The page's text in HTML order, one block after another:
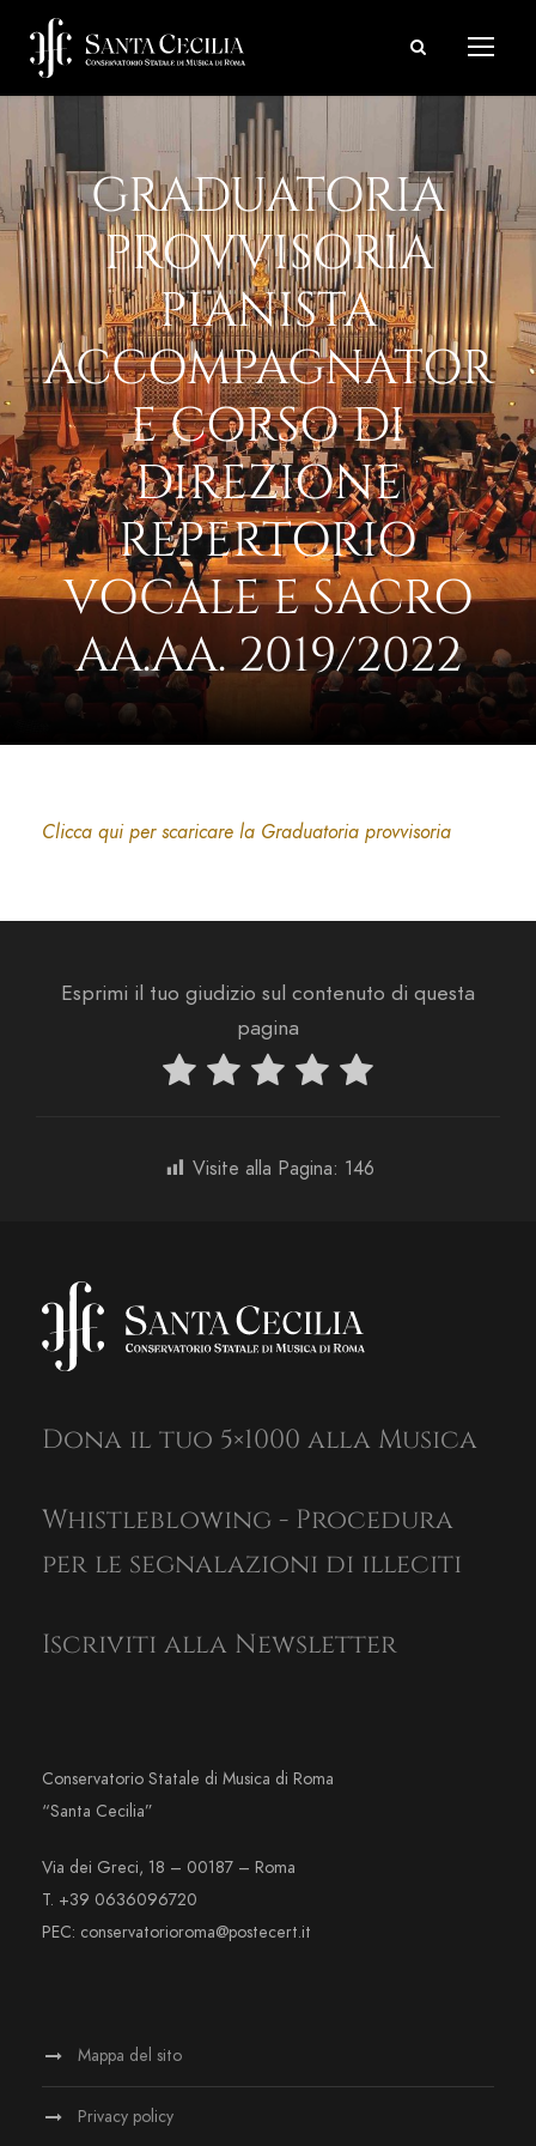
GRADUATORIA
PROVVISORIA
PIANISTA
ACCOMPAGNATOR
E CORSO DI
DIREZIONE
REPERTORIO
VOCALE E SACRO
AA.AA. 2019/2022
Clicca qui per scaricare la Graduatoria provvisoria
Esprimi il tuo giudizio sul contenuto di questa
pagina
Visite alla Pagina: 146
Dona il tuo 5×1000 alla Musica
Whistleblowing - Procedura
per le segnalazioni di illeciti
Iscriviti alla Newsletter
Conservatorio Statale di Musica di Roma
“Santa Cecilia”
Via dei Greci, 18 – 00187 – Roma
T. +39 0636096720
PEC: conservatorioroma@postecert.it
Mappa del sito
Privacy policy